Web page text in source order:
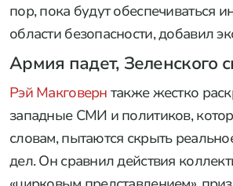
пор, пока будут обеспечиваться
области безопасности, добавил
Армия падет, Зеленского
Рэй Макговерн также жестко
западные СМИ и политиков,
словам, пытаются скрыть
дел. Он сравнил действия